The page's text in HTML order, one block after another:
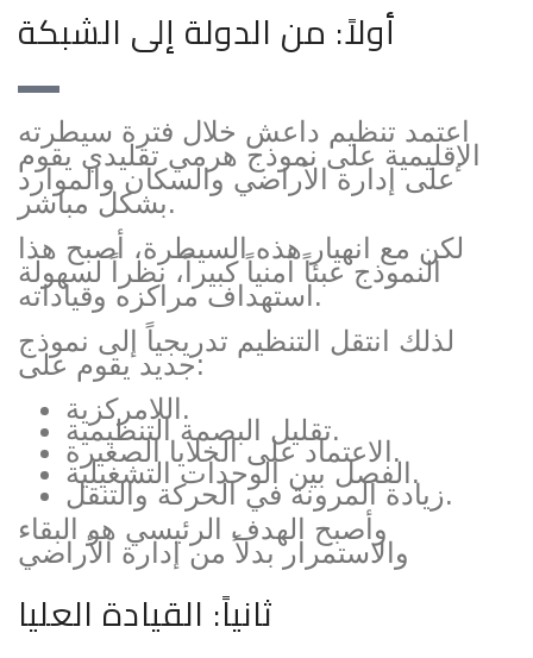
أولاً: من الدولة إلى الشبكة
اعتمد تنظيم داعش خلال فترة سيطرته
الإقليمية على نموذج هرمي تقليدي يقوم
على إدارة الأراضي والسكان والموارد
بشكل مباشر.
لكن مع انهيار هذه السيطرة، أصبح هذا
النموذج عبئاً أمنياً كبيراً، نظراً لسهولة
استهداف مراكزه وقياداته.
لذلك انتقل التنظيم تدريجياً إلى نموذج
جديد يقوم على:
اللامركزية.
تقليل البصمة التنظيمية.
الاعتماد على الخلايا الصغيرة.
الفصل بين الوحدات التشغيلية.
زيادة المرونة في الحركة والتنقل.
وأصبح الهدف الرئيسي هو البقاء
والاستمرار بدلاً من إدارة الأراضي
ثانياً: القيادة العليا